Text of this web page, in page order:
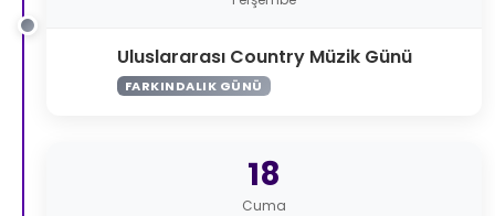
Uluslararası Country Müzik Günü
FARKINDALIK GÜNÜ
18
Cuma